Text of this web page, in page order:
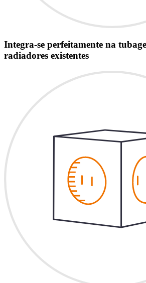
Integra-se perfeitamente na
radiadores existentes